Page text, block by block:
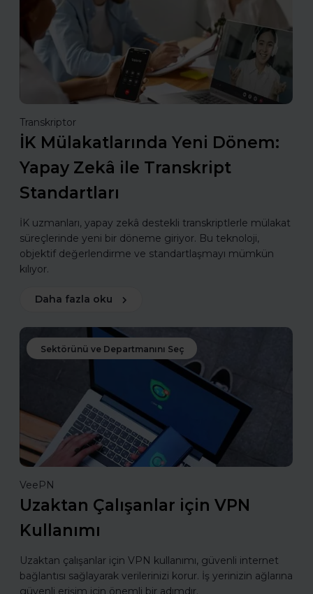
Transkriptor
İK Mülakatlarında Yeni Dönem:
Yapay Zekâ ile Transkript
Standartları
İK uzmanları, yapay zekâ destekli transkriptlerle mülakat
süreçlerinde yeni bir döneme giriyor. Bu teknoloji,
objektif değerlendirme ve standartlaşmayı mümkün
kılıyor.
Daha fazla oku
Sektörünü ve Departmanını Seç
VeePN
Uzaktan Çalışanlar için VPN
Kullanımı
Uzaktan çalışanlar için VPN kullanımı, güvenli internet
bağlantısı sağlayarak verilerinizi korur. İş yerinizin ağlarına
güvenli erişim için önemli bir adımdır.